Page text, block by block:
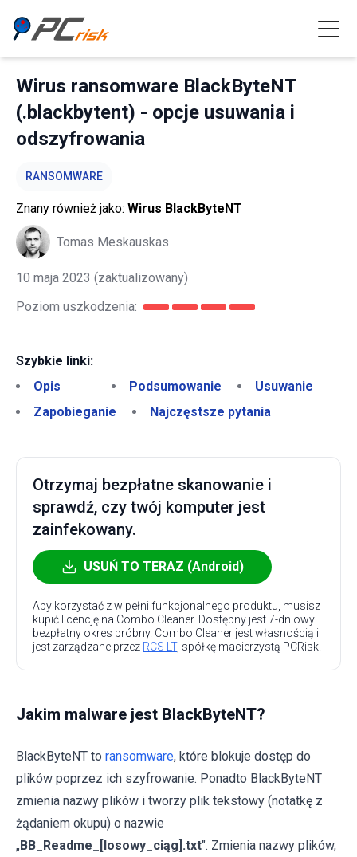
Wirus ransomware BlackByteNT
(.blackbytent) - opcje usuwania i
odszyfrowania
RANSOMWARE
Znany również jako: Wirus BlackByteNT
Tomas Meskauskas
10 maja 2023 (zaktualizowany)
Poziom uszkodzenia:
Szybkie linki:
Opis
Podsumowanie
Usuwanie
Zapobieganie
Najczęstsze pytania
Otrzymaj bezpłatne skanowanie i
sprawdź, czy twój komputer jest
zainfekowany.
USUŃ TO TERAZ (Android)
Aby korzystać z w pełni funkcjonalnego produktu, musisz
kupić licencję na Combo Cleaner. Dostępny jest 7-dniowy
bezpłatny okres próbny. Combo Cleaner jest własnością i
jest zarządzane przez RCS LT, spółkę macierzystą PCRisk.
Jakim malware jest BlackByteNT?
BlackByteNT to ransomware, które blokuje dostęp do
plików poprzez ich szyfrowanie. Ponadto BlackByteNT
zmienia nazwy plików i tworzy plik tekstowy (notatkę z
żądaniem okupu) o nazwie
„BB_Readme_[losowy_ciąg].txt". Zmienia nazwy plików,